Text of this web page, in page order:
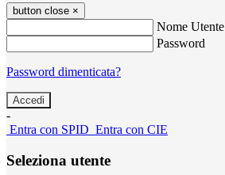
button close ×
Nome Utente
Password
Password dimenticata?
-
Entra con SPID Entra con CIE
Seleziona utente